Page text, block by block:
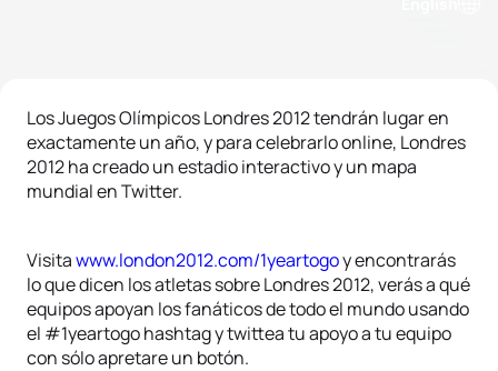
Los Juegos Olímpicos Londres 2012 tendrán lugar en
exactamente un año, y para celebrarlo online, Londres
2012 ha creado un estadio interactivo y un mapa
mundial en Twitter.
Visitawww.london2012.com/1yeartogoy encontrarás
lo que dicen los atletas sobre Londres 2012, verás a qué
equipos apoyan los fanáticos de todo el mundo usando
el #1yeartogo hashtag y twittea tu apoyo a tu equipo
con sólo apretare un botón.